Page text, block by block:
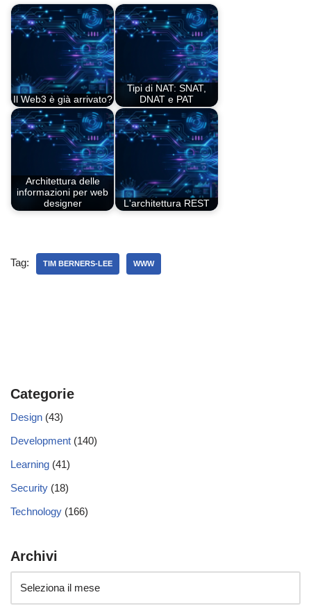
Il Web3 è già arrivato?
Tipi di NAT: SNAT,
DNAT e PAT
Architettura delle
informazioni per web
designer
L'architettura REST
Tag: TIM BERNERS-LEE WWW
Categorie
Design (43)
Development (140)
Learning (41)
Security (18)
Technology (166)
Archivi